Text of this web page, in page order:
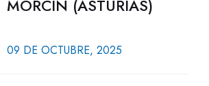
MORCÍN (ASTURIAS)
09 DE OCTUBRE, 2025